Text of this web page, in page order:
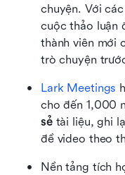
chuyện. Với
cuộc thảo luận
thành viên mới
trò chuyện
Lark Meetings
cho đến 1,000
sẻ tài liệu, ghi
đề video theo
Nền tảng tích